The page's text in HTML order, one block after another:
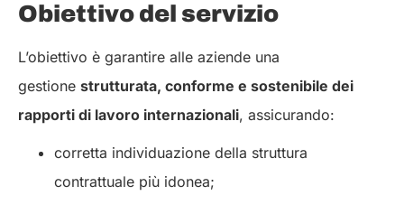
Obiettivo del servizio
L’obiettivo è garantire alle aziende una
gestione strutturata, conforme e sostenibile dei
rapporti di lavoro internazionali, assicurando:
corretta individuazione della struttura
contrattuale più idonea;